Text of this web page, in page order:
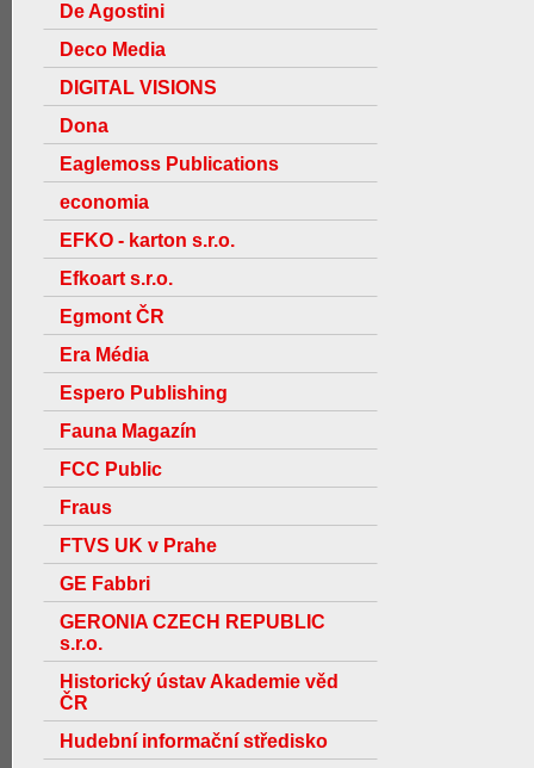
De Agostini
Deco Media
DIGITAL VISIONS
Dona
Eaglemoss Publications
economia
EFKO - karton s.r.o.
Efkoart s.r.o.
Egmont ČR
Era Média
Espero Publishing
Fauna Magazín
FCC Public
Fraus
FTVS UK v Prahe
GE Fabbri
GERONIA CZECH REPUBLIC
s.r.o.
Historický ústav Akademie věd
ČR
Hudební informační středisko